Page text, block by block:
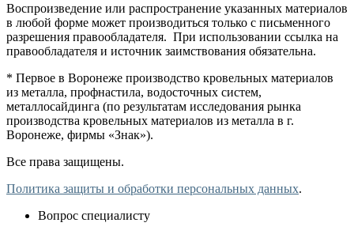
Воспроизведение или распространение указанных материалов
в любой форме может производиться только с письменного
разрешения правообладателя. При использовании ссылка на
правообладателя и источник заимствования обязательна.
* Первое в Воронеже производство кровельных материалов
из металла, профнастила, водосточных систем,
металлосайдинга (по результатам исследования рынка
производства кровельных материалов из металла в г.
Воронеже, фирмы «Знак»).
Все права защищены.
Политика защиты и обработки персональных данных.
Вопрос специалисту